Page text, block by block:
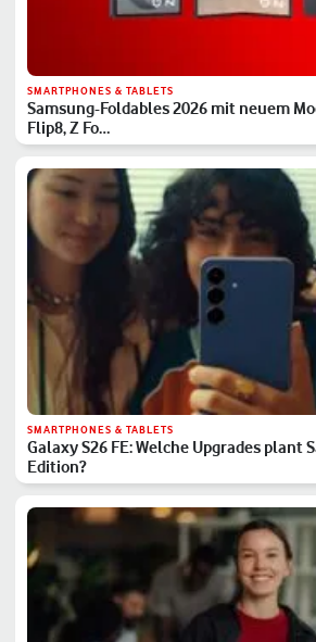
SMARTPHONES & TABLETS
Samsung-Foldables 2026 mit neuem
Flip8, Z Fo…
SMARTPHONES & TABLETS
Galaxy S26 FE: Welche Upgrades plant
Edition?